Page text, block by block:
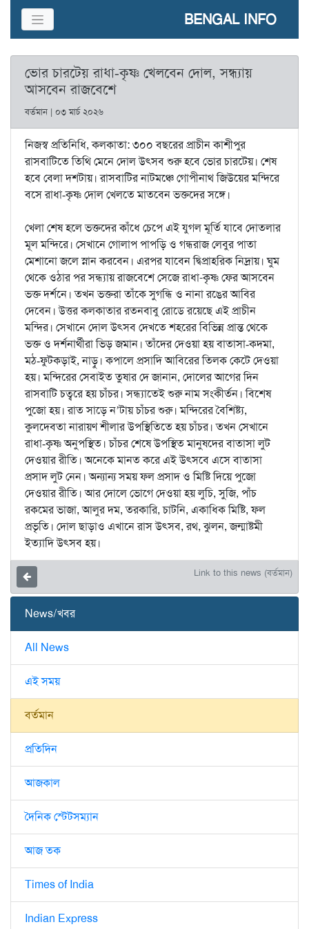
BENGAL INFO
ভোর চারটেয় রাধা‑কৃষ্ণ খেলবেন দোল, সন্ধ্যায়
আসবেন রাজবেশে
বর্তমান | ০৩ মার্চ ২০২৬
নিজস্ব প্রতিনিধি, কলকাতা: ৩০০ বছরের প্রাচীন কাশীপুর
রাসবাটিতে তিথি মেনে দোল উৎসব শুরু হবে ভোর চারটেয়। শেষ
হবে বেলা দশটায়। রাসবাটির নাটমঞ্চে গোপীনাথ জিউয়ের মন্দিরে
বসে রাধা‑কৃষ্ণ দোল খেলতে মাতবেন ভক্তদের সঙ্গে।
খেলা শেষ হলে ভক্তদের কাঁধে চেপে এই যুগল মূর্তি যাবে দোতলার
মূল মন্দিরে। সেখানে গোলাপ পাপড়ি ও গন্ধরাজ লেবুর পাতা
মেশানো জলে স্নান করবেন। এরপর যাবেন দ্বিপ্রাহরিক নিদ্রায়। ঘুম
থেকে ওঠার পর সন্ধ্যায় রাজবেশে সেজে রাধা-কৃষ্ণ ফের আসবেন
ভক্ত দর্শনে। তখন ভক্তরা তাঁকে সুগন্ধি ও নানা রঙের আবির
দেবেন। উত্তর কলকাতার রতনবাবু রোডে রয়েছে এই প্রাচীন
মন্দির। সেখানে দোল উৎসব দেখতে শহরের বিভিন্ন প্রান্ত থেকে
ভক্ত ও দর্শনার্থীরা ভিড় জমান। তাঁদের দেওয়া হয় বাতাসা‑কদমা,
মঠ‑ফুটকড়াই, নাড়ু। কপালে প্রসাদি আবিরের তিলক কেটে দেওয়া
হয়। মন্দিরের সেবাইত তুষার দে জানান, দোলের আগের দিন
রাসবাটি চত্বরে হয় চাঁচর। সন্ধ্যাতেই শুরু নাম সংকীর্তন। বিশেষ
পুজো হয়। রাত সাড়ে ন’টায় চাঁচর শুরু। মন্দিরের বৈশিষ্ট্য,
কুলদেবতা নারায়ণ শীলার উপস্থিতিতে হয় চাঁচর। তখন সেখানে
রাধা‑কৃষ্ণ অনুপস্থিত। চাঁচর শেষে উপস্থিত মানুষদের বাতাসা লুট
দেওয়ার রীতি। অনেকে মানত করে এই উৎসবে এসে বাতাসা
প্রসাদ লুট নেন। অন্যান্য সময় ফল প্রসাদ ও মিষ্টি দিয়ে পুজো
দেওয়ার রীতি। আর দোলে ভোগে দেওয়া হয় লুচি, সুজি, পাঁচ
রকমের ভাজা, আলুর দম, তরকারি, চাটনি, একাধিক মিষ্টি, ফল
প্রভৃতি। দোল ছাড়াও এখানে রাস উৎসব, রথ, ঝুলন, জন্মাষ্টমী
ইত্যাদি উৎসব হয়।
Link to this news (বর্তমান)
News/খবর
All News
এই সময়
বর্তমান
প্রতিদিন
আজকাল
দৈনিক স্টেটসম্যান
আজ তক
Times of India
Indian Express